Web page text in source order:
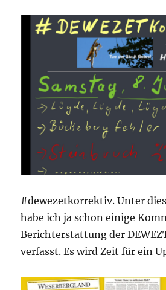
#dewezetkorrektiv. Unter
habe ich ja schon einige
Berichterstattung der
verfasst. Es wird Zeit für ein